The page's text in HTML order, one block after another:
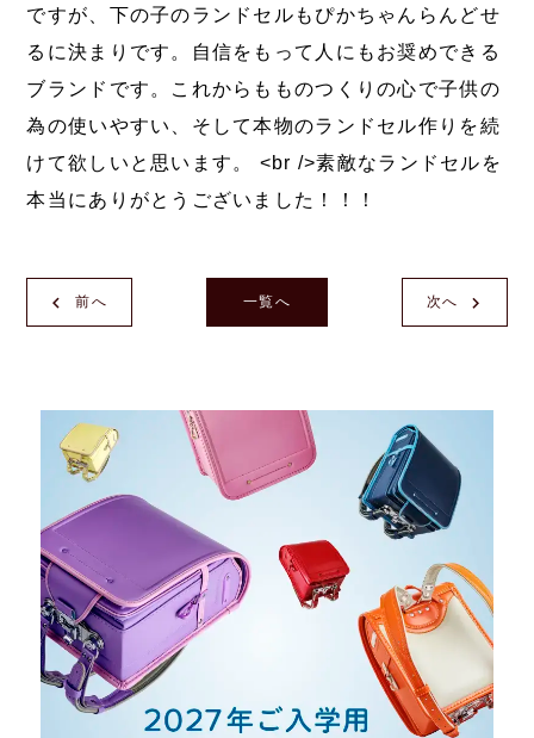
ですが、下の子のランドセルもぴかちゃんらんどせ
るに決まりです。自信をもって人にもお奨めできる
ブランドです。これからもものつくりの心で子供の
為の使いやすい、そして本物のランドセル作りを続
けて欲しいと思います。 <br />素敵なランドセルを
本当にありがとうございました！！！
前へ 次へ
一覧へ